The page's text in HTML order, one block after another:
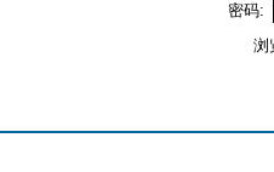
密码:
浏